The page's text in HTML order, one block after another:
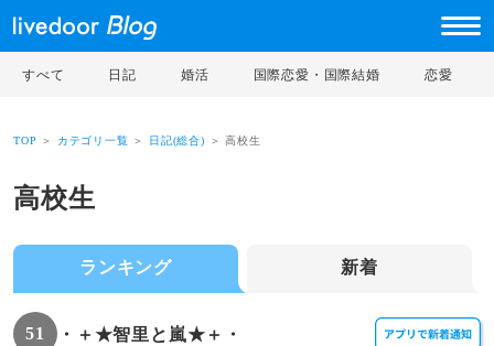
すべて 日記 婚活 国際恋愛・国際結婚 恋愛
TOP ＞ カテゴリ一覧 ＞ 日記(総合) ＞ 高校生
高校生
ランキング 新着
51 ・＋★智里と嵐★＋・